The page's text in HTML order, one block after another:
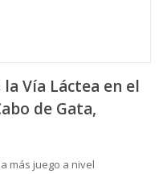
Vía Láctea en el
de Gata,
más juego a nivel